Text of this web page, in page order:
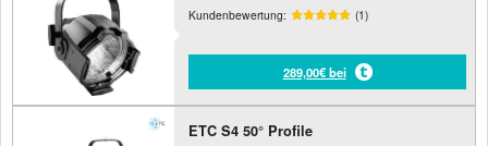
Kundenbewertung: (1)
289,00€ bei
ETC S4 50° Profile